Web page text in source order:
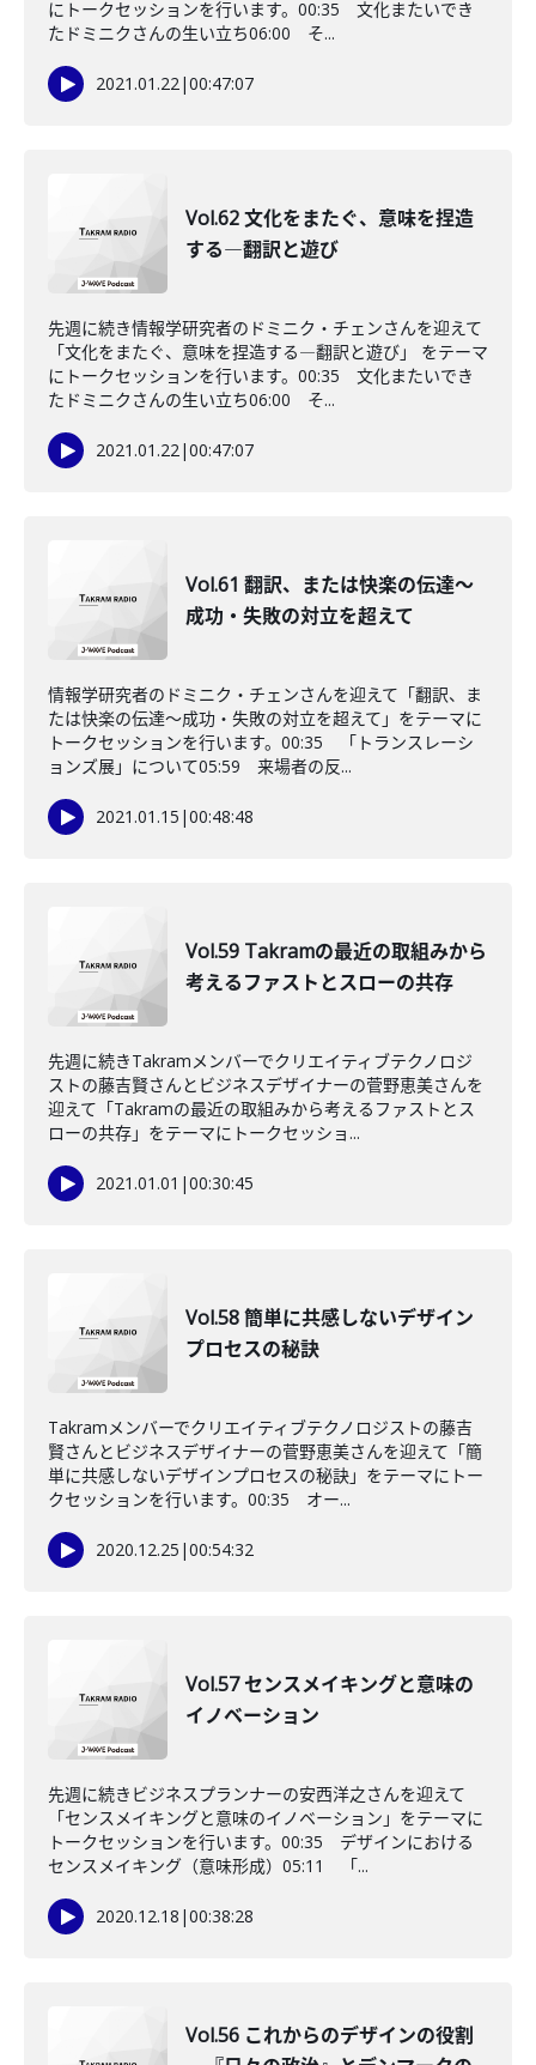
にトークセッションを行います。00:35 文化またいでき
たドミニクさんの生い立ち06:00 そ...
2021.01.22|00:47:07
Vol.62 文化をまたぐ、意味を捏造
する―翻訳と遊び
先週に続き情報学研究者のドミニク・チェンさんを迎えて
「文化をまたぐ、意味を捏造する―翻訳と遊び」 をテーマ
にトークセッションを行います。00:35 文化またいでき
たドミニクさんの生い立ち06:00 そ...
2021.01.22|00:47:07
Vol.61 翻訳、または快楽の伝達〜
成功・失敗の対立を超えて
情報学研究者のドミニク・チェンさんを迎えて「翻訳、ま
たは快楽の伝達〜成功・失敗の対立を超えて」をテーマに
トークセッションを行います。00:35 「トランスレーシ
ョンズ展」について05:59 来場者の反...
2021.01.15 |00:48:48
Vol.59 Takramの最近の取組みから
考えるファストとスローの共存
先週に続きTakramメンバーでクリエイティブテクノロジ
ストの藤吉賢さんとビジネスデザイナーの菅野恵美さんを
迎えて「Takramの最近の取組みから考えるファストとス
ローの共存」をテーマにトークセッショ...
2021.01.01 |00:30:45
Vol.58 簡単に共感しないデザイン
プロセスの秘訣
Takramメンバーでクリエイティブテクノロジストの藤吉
賢さんとビジネスデザイナーの菅野恵美さんを迎えて「簡
単に共感しないデザインプロセスの秘訣」をテーマにトー
クセッションを行います。00:35 オー...
2020.12.25 |00:54:32
Vol.57 センスメイキングと意味の
イノベーション
先週に続きビジネスプランナーの安西洋之さんを迎えて
「センスメイキングと意味のイノベーション」をテーマに
トークセッションを行います。00:35 デザインにおける
センスメイキング（意味形成）05:11 「...
2020.12.18 |00:38:28
Vol.56 これからのデザインの役割